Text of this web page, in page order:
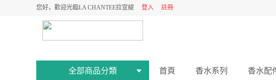
您好，歡迎光臨LA CHANTEE拉宣緹 登入 註冊
全部商品分類 首頁 香水系列 香水配